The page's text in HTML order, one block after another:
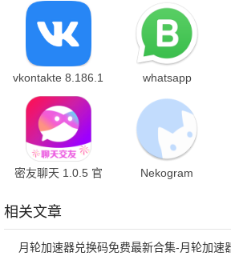
vkontakte 8.186.1
最新版
whatsapp
2.26.29.73 官方版
密友聊天 1.0.5 官
Nekogram
相关文章